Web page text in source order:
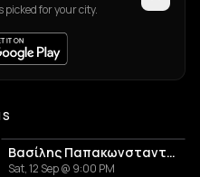
picked for your city.
Βασίλης Παπακωνσταντίνου
Sat, 12 Sep @ 9:00 PM